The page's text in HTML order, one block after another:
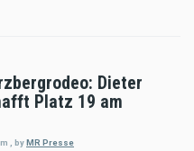
Dieter
Platz 19 am
byMR Presse